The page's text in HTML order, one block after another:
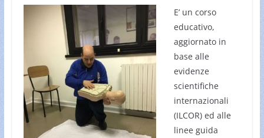
E’ un corso
educativo,
aggiornato in
base alle
evidenze
scientifiche
internazionali
(ILCOR) ed alle
linee guida